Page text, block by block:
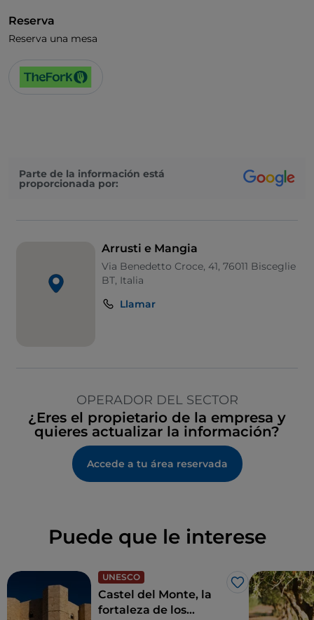
Reserva
Reserva una mesa
Parte de la información está
proporcionada por:
Arrusti e Mangia
Via Benedetto Croce, 41, 76011 Bisceglie
BT, Italia
Llamar
OPERADOR DEL SECTOR
¿Eres el propietario de la empresa y
quieres actualizar la información?
Accede a tu área reservada
Puede que le interese
UNESCO
Me gusta
Castel del Monte, la
fortaleza de los